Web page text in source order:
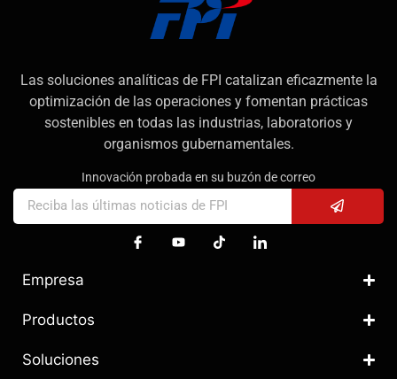
Las soluciones analíticas de FPI catalizan eficazmente la
optimización de las operaciones y fomentan prácticas
sostenibles en todas las industrias, laboratorios y
organismos gubernamentales.
Innovación probada en su buzón de correo
Empresa
Productos
Soluciones